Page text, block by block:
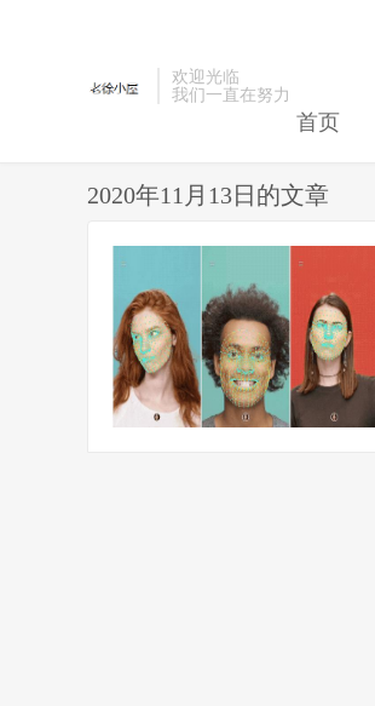
欢迎光临
我们一直在努力
首页
2020年11月13日的文章